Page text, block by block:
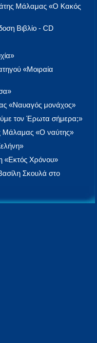
Μάλαμας «Ο Κακός
Βιβλίο - CD
«Μοιραία
«Ναυαγός μονάχος»
τον Έρωτα σήμερα;»
«Ο ναύτης»
«Εκτός Χρόνου»
Σκουλά στο